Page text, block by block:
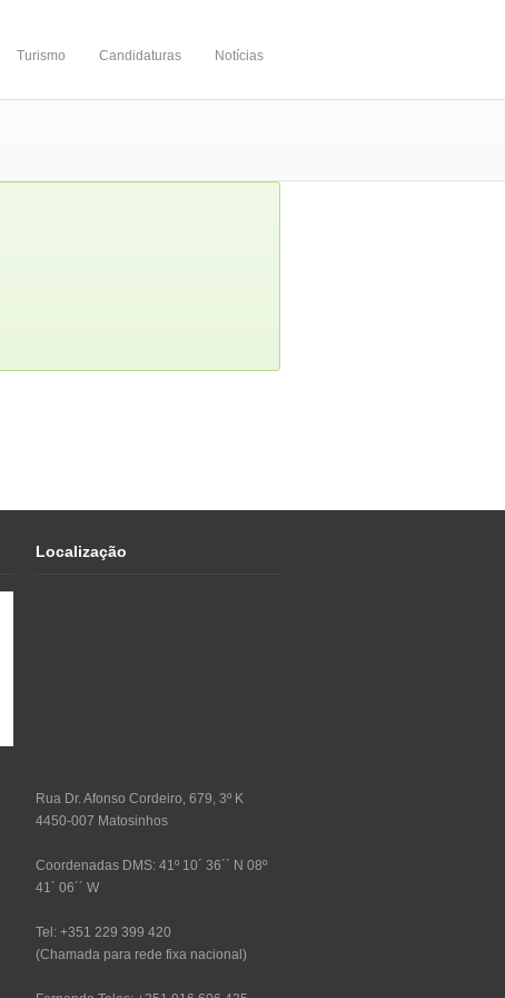
Turismo Candidaturas Notícias
Localização
Rua Dr. Afonso Cordeiro, 679, 3º K
4450-007 Matosinhos
Coordenadas DMS: 41º 10´ 36´´ N 08º
41´ 06´´ W
Tel: +351 229 399 420
(Chamada para rede fixa nacional)